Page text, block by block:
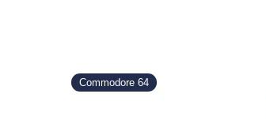
Commodore 64